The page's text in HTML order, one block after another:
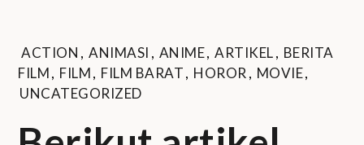
ACTION , ANIMASI , ANIME, ARTIKEL, BERITA
FILM, FILM, FILM BARAT, HOROR , MOVIE,
UNCATEGORIZED